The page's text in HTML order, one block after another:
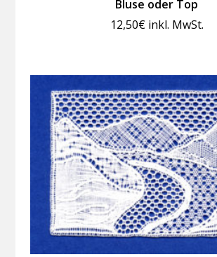
Bluse oder Top
12,50€ inkl. MwSt.